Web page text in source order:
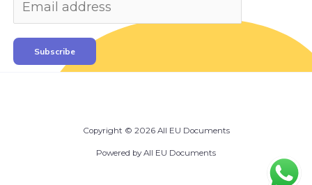
Subscribe
Copyright © 2026 All EU Documents
Powered by All EU Documents